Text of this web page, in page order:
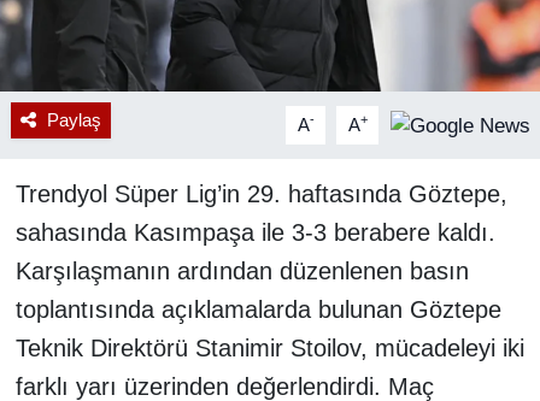
Paylaş A- A+
Trendyol Süper Lig’in 29. haftasında Göztepe,
sahasında Kasımpaşa ile 3-3 berabere kaldı.
Karşılaşmanın ardından düzenlenen basın
toplantısında açıklamalarda bulunan Göztepe
Teknik Direktörü Stanimir Stoilov, mücadeleyi iki
farklı yarı üzerinden değerlendirdi. Maç